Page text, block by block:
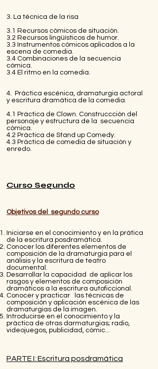
3. La técnica de la risa
3.1 Recursos cómicos de situación.
3.2 Recursos lingüísticos de humor.
3.3 Instrumentos cómicos aplicados a la
escena de comedia.
3.4 Combinaciones de la secuencia
cómica.
3.4 El ritmo en la comedia.
4. Práctica escénica, dramaturgia actoral
y escritura dramática de la comedia.
4.1 Práctica de Clown. Construccción del
personaje y estructura de la secuencia
cómica.
4.2 Práctica de Stand up Comedy.
4.3 Práctica de comedia de situación y
enredo.
Curso Segundo
Objetivos del segundo curso
Iniciarse en el conocimiento y en la prática
de la escritura posdramática.
Conocer los diferentes elementos de
composición de la dramaturgia para el
análisis y la escritura de teatro
documental.
Desarrollar la capacidad de aplicar los
rasgos y elementos de composición
dramáticos a la escritura autoficcional.
Conocer y practicar las técnicas de
composición y aplicación escénica de las
dramaturgias de la imagen.
Introducirse en el conocimiento y la
práctica de otras darmaturgias; radio,
videojuegos, publicidad, cómic...
PARTE I: Escritura posdramática